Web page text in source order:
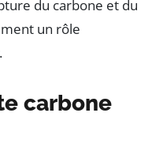
du carbone et du
un rôle
carbone